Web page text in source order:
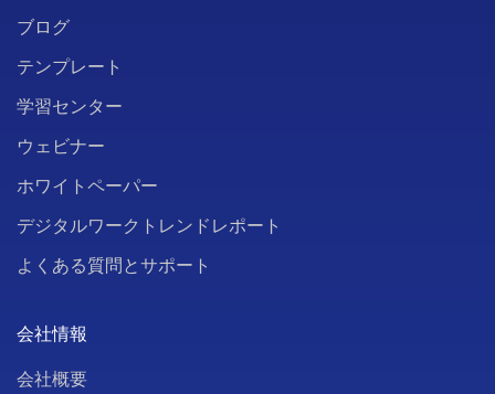
ブログ
テンプレート
学習センター
ウェビナー
ホワイトペーパー
デジタルワークトレンドレポート
よくある質問とサポート
会社情報
会社概要